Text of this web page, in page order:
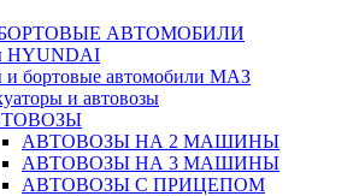
АВТОМОБИЛИ
HYUNDAI
бортовые автомобили МАЗ
и автовозы
АВТОВОЗЫ НА 2 МАШИНЫ
АВТОВОЗЫ НА 3 МАШИНЫ
АВТОВОЗЫ С ПРИЦЕПОМ